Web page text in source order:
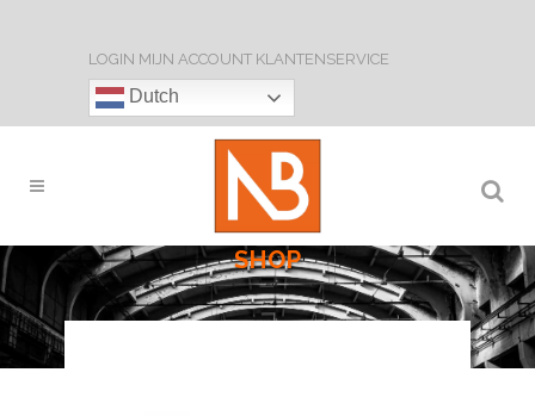
LOGIN MIJN ACCOUNT KLANTENSERVICE
Dutch
SHOP